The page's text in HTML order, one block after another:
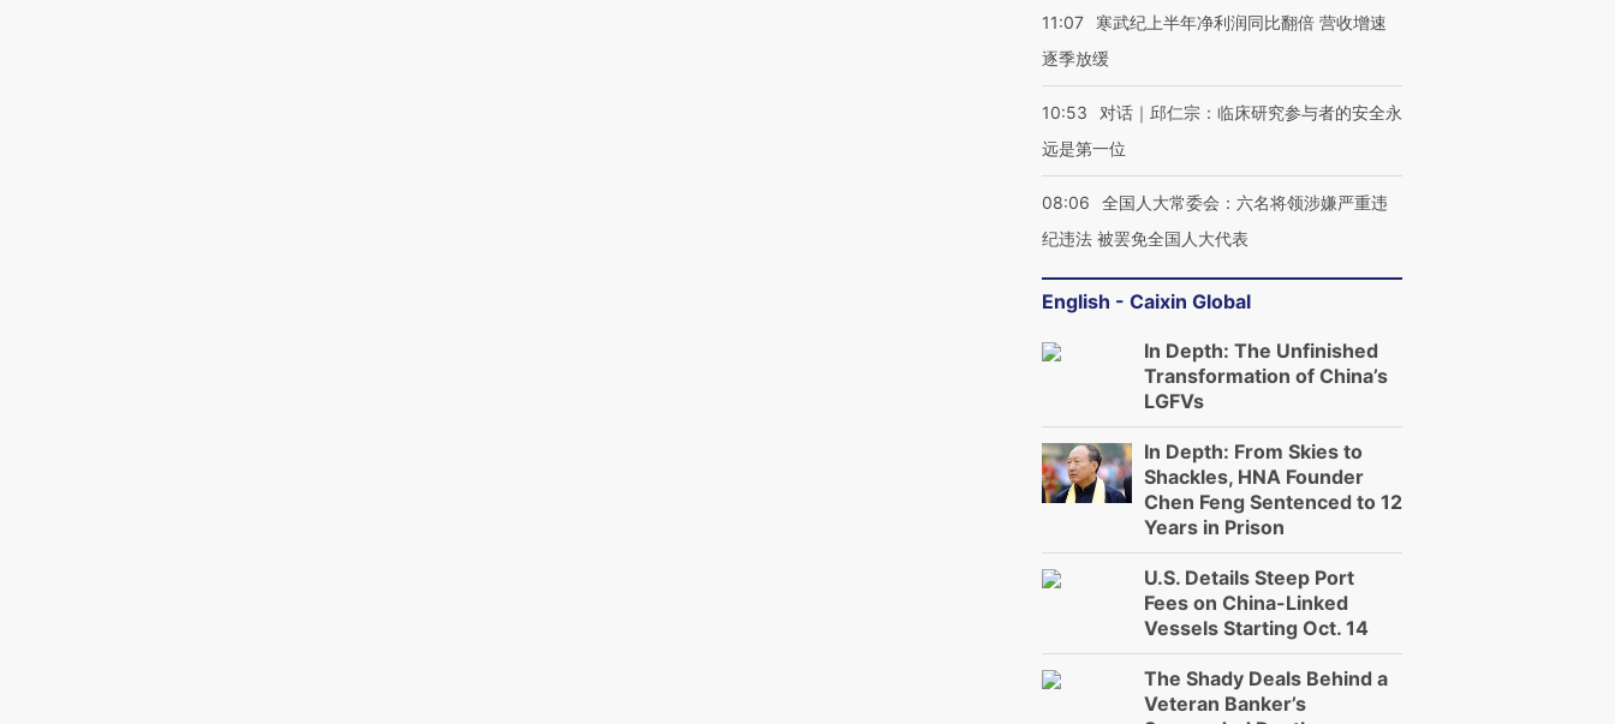
11:07
寒武纪上半年净利润同比翻倍 营收增速
逐季放缓
10:53
对话｜邱仁宗：临床研究参与者的安全永
远是第一位
08:06
全国人大常委会：六名将领涉嫌严重违
纪违法 被罢免全国人大代表
English - Caixin Global
In Depth: The Unfinished
Transformation of China’s
LGFVs
In Depth: From Skies to
Shackles, HNA Founder
Chen Feng Sentenced to 12
Years in Prison
U.S. Details Steep Port
Fees on China-Linked
Vessels Starting Oct. 14
The Shady Deals Behind a
Veteran Banker’s